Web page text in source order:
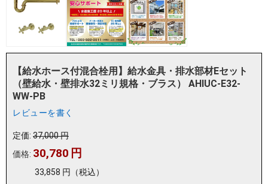
【給水ホース付混合栓用】給水金具・排水部材Eセット
（壁給水・壁排水32ミリ規格・ブラス） AHIUC-E32-
WW-PB
レビューを書く
定価: 37,000円
価格: 30,780 円
33,858 円 （税込）